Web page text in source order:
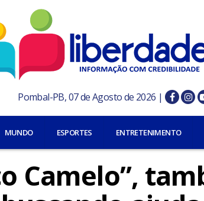
Pombal-PB, 07 de Agosto de 2026 |
MUNDO ESPORTES ENTRETENIMENTO
Camelo”,